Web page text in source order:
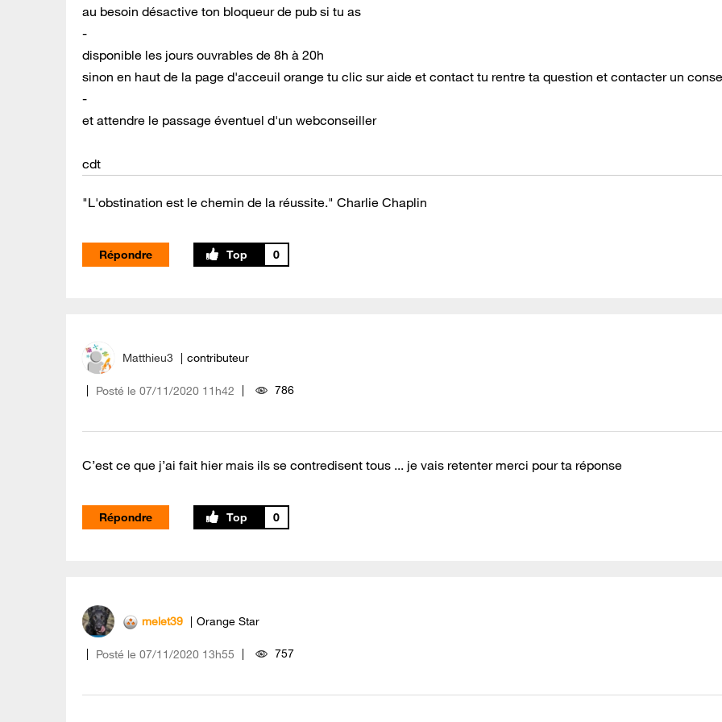
au besoin désactive ton bloqueur de pub si tu as
-
disponible les jours ouvrables de 8h à 20h
sinon en haut de la page d'acceuil orange tu clic sur aide et contact tu rentre ta question et contacter un
-
et attendre le passage éventuel d'un webconseiller
cdt
"L'obstination est le chemin de la réussite." Charlie Chaplin
Répondre 0
Matthieu3 contributeur
Posté le ‎07/11/2020 11h42 786
C’est ce que j’ai fait hier mais ils se contredisent tous ... je vais retenter merci pour ta réponse
Répondre 0
melet39 Orange Star
Posté le ‎07/11/2020 13h55 757